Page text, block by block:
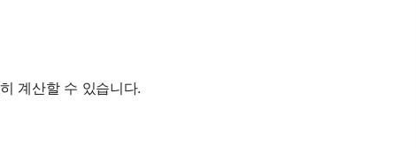
계산할 수 있습니다.